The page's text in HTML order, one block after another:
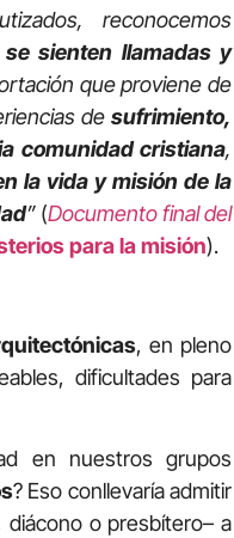
reconocemos
sienten llamadas y
que proviene de
de sufrimiento,
comunidad cristiana,
la vida y misión de la
”(Documento final del
para la misión).
, en pleno
dificultades para
en nuestros grupos
? Eso conllevaría admitir
diácono o presbítero– a